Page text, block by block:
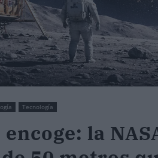
Tecnología
encoge: la